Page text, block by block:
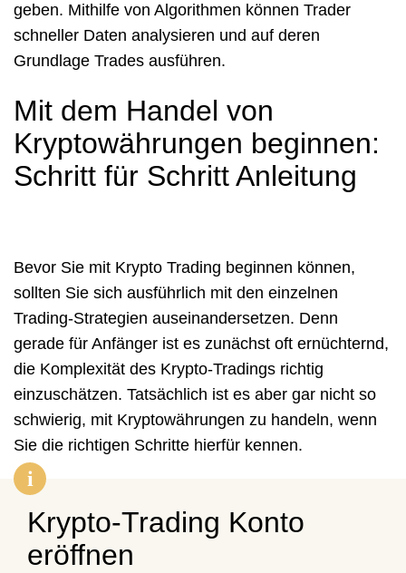
geben. Mithilfe von Algorithmen können Trader
schneller Daten analysieren und auf deren
Grundlage Trades ausführen.
Mit dem Handel von
Kryptowährungen beginnen:
Schritt für Schritt Anleitung
Bevor Sie mit Krypto Trading beginnen können,
sollten Sie sich ausführlich mit den einzelnen
Trading-Strategien auseinandersetzen. Denn
gerade für Anfänger ist es zunächst oft ernüchternd,
die Komplexität des Krypto-Tradings richtig
einzuschätzen. Tatsächlich ist es aber gar nicht so
schwierig, mit Kryptowährungen zu handeln, wenn
Sie die richtigen Schritte hierfür kennen.
Krypto-Trading Konto
eröffnen